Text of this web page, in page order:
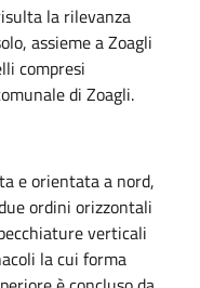
la rilevanza
assieme a Zoagli
compresi
di Zoagli.
e orientata a nord,
ordini orizzontali
verticali
la cui forma